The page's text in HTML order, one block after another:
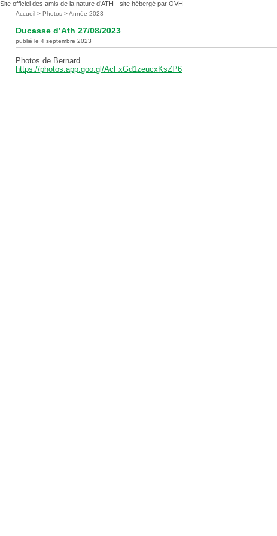
Site officiel des amis de la nature d’ATH - site hébergé par OVH
Vous
ici
:
Accueil >Photos >Année 2023
Ducasse d’Ath 27/08/2023
publié le 4 septembre 2023
Photos de Bernard
https://photos.app.goo.gl/AcFxGd1zeucxKsZP6